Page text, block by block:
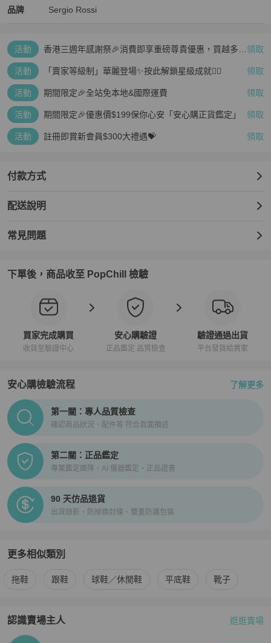
品牌
Sergio Rossi精品女鞋品牌介紹
Sergio Rossi
Sergio Rossi推薦清單
活動
香港三週年感謝祭🎉消費即享重磅尊貴優惠，買越多、 領取
活動 「賣家等級制」華麗登場✨按此解鎖星級成就👆🏻 領取
活動 期間限定🎉全站免本地&國際運費 領取
活動 期間限定🎉優惠價$199保你心安「安心購正貨鑑定」 領取
活動 註冊即賞新會員$300大禮遇💝 領取
付款方式
配送說明
常見問題
下單後，商品收至 PopChill 檢驗
買家完成購買
收貨至驗證中心
安心購驗證
正品鑑定 品質檢查
驗證通過出貨
平台發貨給買家
安心購檢驗流程 了解更多
PopChill拍拍圈正品驗證、安心購檢驗流程介紹
第一關：專人品質檢查
確認商品狀況、配件等 符合頁面描述
第二關：正品鑑定
專業鑑定團隊、AI 儀器鑑定、正品證書
90 天仿品退貨
出貨錄影、防掉換封條、雙重防護包裝
更多相似類別
更多Sergio Rossi 女鞋相似商品推薦
拖鞋 跟鞋 球鞋／休閒鞋 平底鞋 靴子
認識賣場主人
PopChill 拍拍圈嚴選賣家
逛逛賣場